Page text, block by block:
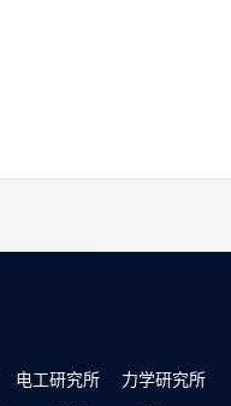
电工研究所
力学研究所